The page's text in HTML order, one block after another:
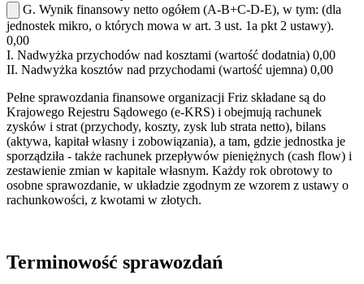
G. Wynik finansowy netto ogółem (A-B+C-D-E), w tym: (dla
jednostek mikro, o których mowa w art. 3 ust. 1a pkt 2 ustawy).
0,00
I. Nadwyżka przychodów nad kosztami (wartość dodatnia) 0,00
II. Nadwyżka kosztów nad przychodami (wartość ujemna) 0,00
Pełne sprawozdania finansowe organizacji Friz składane są do
Krajowego Rejestru Sądowego (e-KRS) i obejmują rachunek
zysków i strat (przychody, koszty, zysk lub strata netto), bilans
(aktywa, kapitał własny i zobowiązania), a tam, gdzie jednostka je
sporządziła - także rachunek przepływów pieniężnych (cash flow) i
zestawienie zmian w kapitale własnym. Każdy rok obrotowy to
osobne sprawozdanie, w układzie zgodnym ze wzorem z ustawy o
rachunkowości, z kwotami w złotych.
Terminowość sprawozdań